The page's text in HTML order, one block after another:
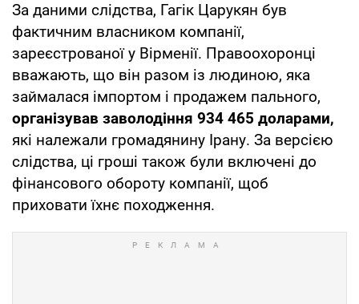
За даними слідства, Гагік Царукян був
фактичним власником компанії,
зареєстрованої у Вірменії. Правоохоронці
вважають, що він разом із людиною, яка
займалася імпортом і продажем пального,
організував заволодіння 934 465 доларами,
які належали громадянину Ірану. За версією
слідства, ці гроші також були включені до
фінансового обороту компанії, щоб
приховати їхнє походження.